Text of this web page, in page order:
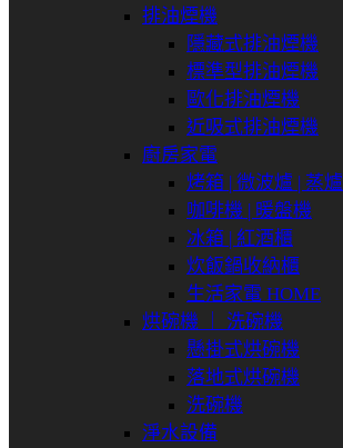
排油煙機
隱藏式排油煙機
標準型排油煙機
歐化排油煙機
近吸式排油煙機
廚房家電
烤箱 | 微波爐 | 蒸爐
咖啡機 | 暖盤機
冰箱 | 紅酒櫃
炊飯鍋收納櫃
生活家電 HOME
烘碗機 ｜ 洗碗機
懸掛式烘碗機
落地式烘碗機
洗碗機
淨水設備